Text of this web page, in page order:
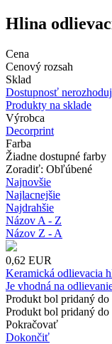
Hlina
Cena
Cenový rozsah
Sklad
Dostupnosť
Produkty na sklade
Výrobca
Decorprint
Farba
Žiadne dostupné farby
Zoradiť: Obľúbené
Najnovšie
Najlacnejšie
Najdrahšie
Názov A - Z
Názov Z - A
0,62 EUR
Keramická odlievacia
Je vhodná na
Produkt bol pridaný do
Produkt bol pridaný
Pokračovať
Dokončiť